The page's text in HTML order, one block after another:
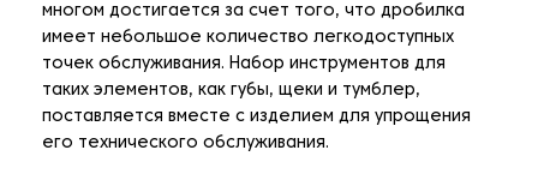
многом достигается за счет того, что дробилка
имеет небольшое количество легкодоступных
точек обслуживания. Набор инструментов для
таких элементов, как губы, щеки и тумблер,
поставляется вместе с изделием для упрощения
его технического обслуживания.